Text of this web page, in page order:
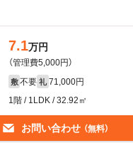
7.1万円
（管理費5,000円）
敷 不要 礼 71,000円
1階 / 1LDK / 32.92㎡
お問い合わせ （無料）